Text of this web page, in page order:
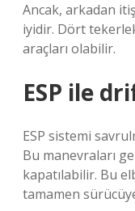
Ancak, arkadan
iyidir. Dört
araçları olabilir.
ESP ile
ESP sistemi
Bu manevraları
kapatılabilir. Bu
tamamen